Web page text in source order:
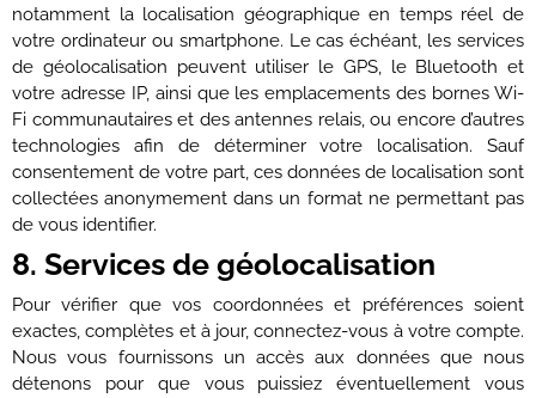
notamment la localisation géographique en temps réel de
votre ordinateur ou smartphone. Le cas échéant, les services
de géolocalisation peuvent utiliser le GPS, le Bluetooth et
votre adresse IP, ainsi que les emplacements des bornes Wi-
Fi communautaires et des antennes relais, ou encore d’autres
technologies afin de déterminer votre localisation. Sauf
consentement de votre part, ces données de localisation sont
collectées anonymement dans un format ne permettant pas
de vous identifier.
8. Services de géolocalisation
Pour vérifier que vos coordonnées et préférences soient
exactes, complètes et à jour, connectez-vous à votre compte.
Nous vous fournissons un accès aux données que nous
détenons pour que vous puissiez éventuellement vous